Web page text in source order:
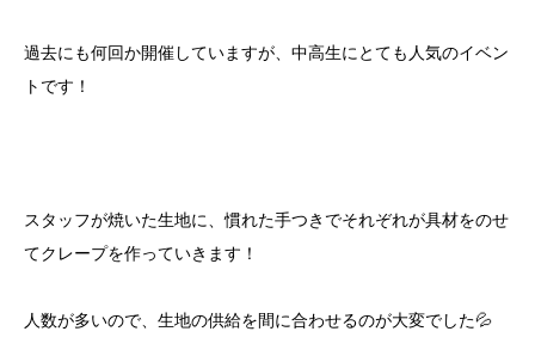
過去にも何回か開催していますが、中高生にとても人気のイベン
トです！
スタッフが焼いた生地に、慣れた手つきでそれぞれが具材をのせ
てクレープを作っていきます！
人数が多いので、生地の供給を間に合わせるのが大変でした💦